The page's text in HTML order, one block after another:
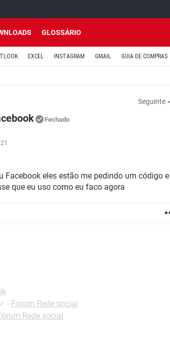
GLOSSÁRIO
EXCEL INSTAGRAM GMAIL GUIA DE COMPRAS
Seguinte
Fechado
Facebook eles estão me pedindo um código e
que eu uso como eu faco agora
✓ - Fórum Rede social
Rede social